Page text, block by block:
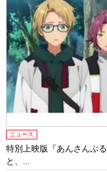
ニュース
特別上映版『あんさんぶ
と、...